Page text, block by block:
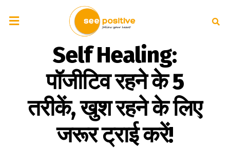
Self Healing:
पॉजीटिव रहने के 5
तरीकें, खुश रहने के लिए
जरूर ट्राई करें!